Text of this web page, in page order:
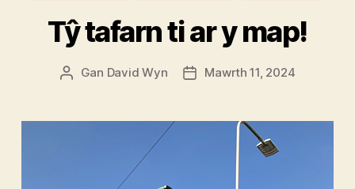
Tŷ tafarn ti ar y map!
Awdur
Gan David Wyn
Dyddiad
Mawrth 11, 2024